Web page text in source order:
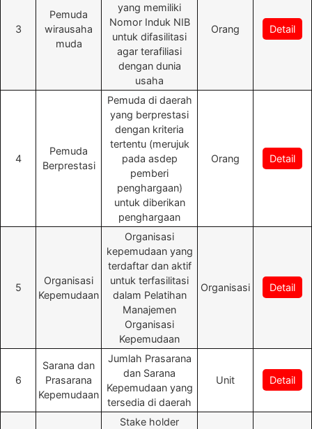
3
Pemuda
wirausaha
muda
yang memiliki
Nomor Induk NIB
untuk difasilitasi
agar terafiliasi
dengan dunia
usaha
Orang Detail
4
Pemuda
Berprestasi
Pemuda di daerah
yang berprestasi
dengan kriteria
tertentu (merujuk
pada asdep
pemberi
penghargaan)
untuk diberikan
penghargaan
Orang Detail
5
Organisasi
Kepemudaan
Organisasi
kepemudaan yang
terdaftar dan aktif
untuk terfasilitasi
dalam Pelatihan
Manajemen
Organisasi
Kepemudaan
Organisasi Detail
6
Sarana dan
Prasarana
Kepemudaan
Jumlah Prasarana
dan Sarana
Kepemudaan yang
tersedia di daerah
Unit Detail
Stake holder